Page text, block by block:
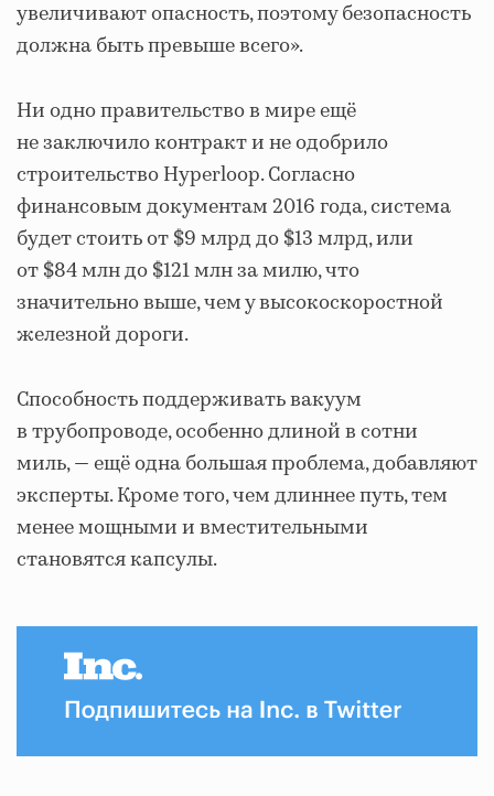
увеличивают опасность, поэтому безопасность
должна быть превыше всего».
Ни одно правительство в мире ещё
не заключило контракт и не одобрило
строительство Hyperloop. Согласно
финансовым документам 2016 года, система
будет стоить от $9 млрд до $13 млрд, или
от $84 млн до $121 млн за милю, что
значительно выше, чем у высокоскоростной
железной дороги.
Способность поддерживать вакуум
в трубопроводе, особенно длиной в сотни
миль, — ещё одна большая проблема, добавляют
эксперты. Кроме того, чем длиннее путь, тем
менее мощными и вместительными
становятся капсулы.